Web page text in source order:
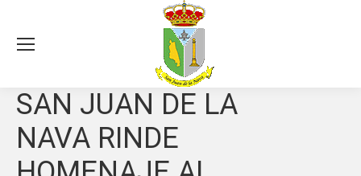
SAN JUAN DE LA
NAVA RINDE